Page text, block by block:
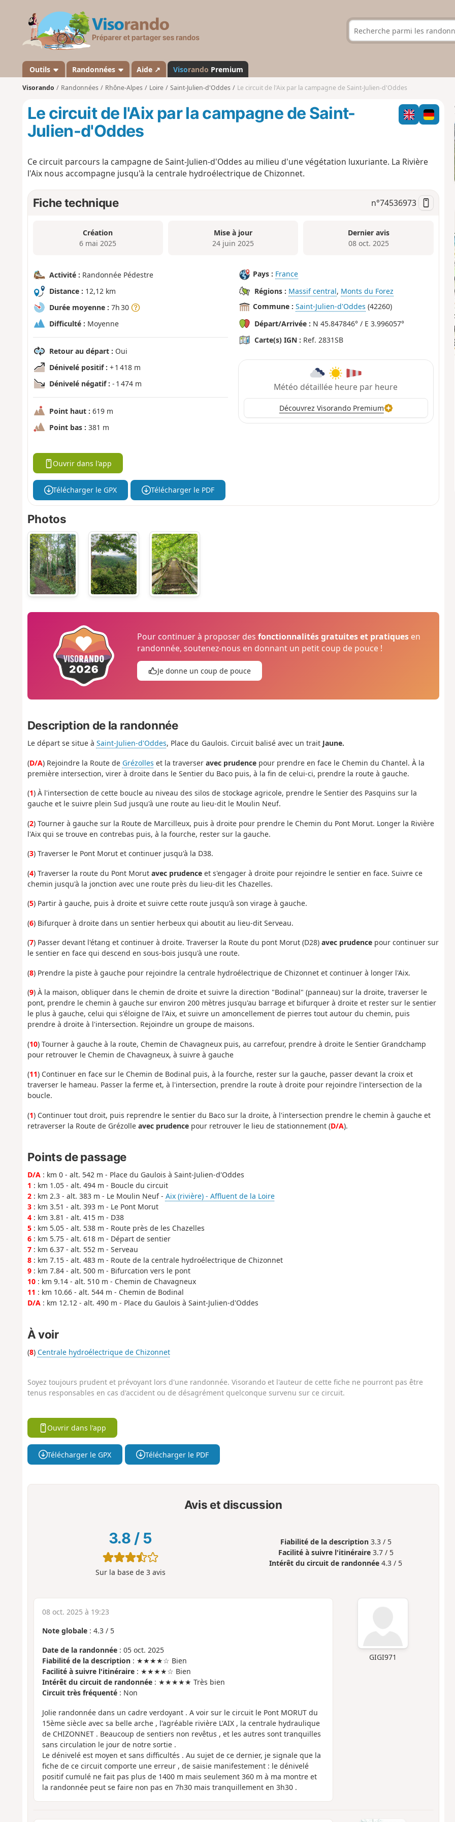
s
a
n
d
Outils Randonnées Aide ↗ Visorando Premium
Visorando Randonnées Rhône-Alpes Loire Saint-Julien-d'Oddes Le circuit de l'Aix par la campagne de Saint-Julien-d'Oddes
Le circuit de l'Aix par la campagne de Saint-
Julien-d'Oddes
Ce circuit parcours la campagne de Saint-Julien-d'Oddes au milieu d'une végétation luxuriante. La Rivière
l'Aix nous accompagne jusqu'à la centrale hydroélectrique de Chizonnet.
Fiche technique n°74536973
Création
6 mai 2025
Mise à jour
24 juin 2025
Dernier avis
08 oct. 2025
Activité : Randonnée Pédestre
Distance : 12,12 km
Durée moyenne : 7h 30
Difficulté : Moyenne
Retour au départ : Oui
Dénivelé positif : + 1 418 m
Dénivelé négatif : - 1 474 m
Point haut : 619 m
Point bas : 381 m
Pays : France
Régions : Massif central, Monts du Forez
Commune : Saint-Julien-d'Oddes (42260)
Départ/Arrivée : N 45.847846° / E 3.996057°
Carte(s) IGN : Ref. 2831SB
Météo détaillée heure par heure
Découvrez Visorando Premium
Ouvrir dans l'app
Télécharger le GPX Télécharger le PDF
Photos
Pour continuer à proposer desfonctionnalités gratuites et pratiques en
randonnée, soutenez-nous en donnant un petit coup de pouce !
Je donne un coup de pouce
Description de la randonnée
Le départ se situe à Saint-Julien-d'Oddes, Place du Gaulois. Circuit balisé avec un trait Jaune.
(D/A) Rejoindre la Route de Grézolles et la traverser avec prudence pour prendre en face le Chemin du Chantel. À la
première intersection, virer à droite dans le Sentier du Baco puis, à la fin de celui-ci, prendre la route à gauche.
(1) À l'intersection de cette boucle au niveau des silos de stockage agricole, prendre le Sentier des Pasquins sur la
gauche et le suivre plein Sud jusqu'à une route au lieu-dit le Moulin Neuf.
(2) Tourner à gauche sur la Route de Marcilleux, puis à droite pour prendre le Chemin du Pont Morut. Longer la Rivière
l'Aix qui se trouve en contrebas puis, à la fourche, rester sur la gauche.
(3) Traverser le Pont Morut et continuer jusqu'à la D38.
(4) Traverser la route du Pont Morut avec prudenceet s'engager à droite pour rejoindre le sentier en face. Suivre ce
chemin jusqu'à la jonction avec une route près du lieu-dit les Chazelles.
(5) Partir à gauche, puis à droite et suivre cette route jusqu'à son virage à gauche.
(6) Bifurquer à droite dans un sentier herbeux qui aboutit au lieu-dit Serveau.
(7) Passer devant l'étang et continuer à droite. Traverser la Route du pont Morut (D28) avec prudencepour continuer sur
le sentier en face qui descend en sous-bois jusqu'à une route.
(8) Prendre la piste à gauche pour rejoindre la centrale hydroélectrique de Chizonnet et continuer à longer l'Aix.
(9) À la maison, obliquer dans le chemin de droite et suivre la direction "Bodinal" (panneau) sur la droite, traverser le
pont, prendre le chemin à gauche sur environ 200 mètres jusqu'au barrage et bifurquer à droite et rester sur le sentier
le plus à gauche, celui qui s'éloigne de l'Aix, et suivre un amoncellement de pierres tout autour du chemin, puis
prendre à droite à l'intersection. Rejoindre un groupe de maisons.
(10) Tourner à gauche à la route, Chemin de Chavagneux puis, au carrefour, prendre à droite le Sentier Grandchamp
pour retrouver le Chemin de Chavagneux, à suivre à gauche
(11) Continuer en face sur le Chemin de Bodinal puis, à la fourche, rester sur la gauche, passer devant la croix et
traverser le hameau. Passer la ferme et, à l'intersection, prendre la route à droite pour rejoindre l'intersection de la
boucle.
(1) Continuer tout droit, puis reprendre le sentier du Baco sur la droite, à l'intersection prendre le chemin à gauche et
retraverser la Route de Grézolleavec prudence pour retrouver le lieu de stationnement (D/A).
Points de passage
D/A: km 0 - alt. 542 m - Place du Gaulois à Saint-Julien-d'Oddes
1 : km 1.05 - alt. 494 m - Boucle du circuit
2: km 2.3 - alt. 383 m - Le Moulin Neuf - Aix (rivière) - Affluent de la Loire
3: km 3.51 - alt. 393 m - Le Pont Morut
4: km 3.81 - alt. 415 m - D38
5: km 5.05 - alt. 538 m - Route près de les Chazelles
6: km 5.75 - alt. 618 m - Départ de sentier
7: km 6.37 - alt. 552 m - Serveau
8: km 7.15 - alt. 483 m - Route de la centrale hydroélectrique de Chizonnet
9: km 7.84 - alt. 500 m - Bifurcation vers le pont
10: km 9.14 - alt. 510 m - Chemin de Chavagneux
11 : km 10.66 - alt. 544 m - Chemin de Bodinal
D/A: km 12.12 - alt. 490 m - Place du Gaulois à Saint-Julien-d'Oddes
À voir
(8) Centrale hydroélectrique de Chizonnet
Soyez toujours prudent et prévoyant lors d'une randonnée. Visorando et l'auteur de cette fiche ne pourront pas être
tenus responsables en cas d'accident ou de désagrément quelconque survenu sur ce circuit.
Ouvrir dans l'app
Télécharger le GPX Télécharger le PDF
Avis et discussion
3.8 / 5
Sur la base de 3avis
Fiabilité de la description 3.3 / 5
Facilité à suivre l'itinéraire 3.7 / 5
Intérêt du circuit de randonnée 4.3 / 5
GIGI971
08 oct. 2025 à 19:23
Note globale: 4.3/ 5
Date de la randonnée: 05 oct. 2025
Fiabilité de la description: ★★★★☆ Bien
Facilité à suivre l'itinéraire: ★★★★☆ Bien
Intérêt du circuit de randonnée: ★★★★★ Très bien
Circuit très fréquenté: Non
Jolie randonnée dans un cadre verdoyant . A voir sur le circuit le Pont MORUT du
15ème siècle avec sa belle arche , l'agréable rivière L'AIX , la centrale hydraulique
de CHIZONNET . Beaucoup de sentiers non revêtus , et les autres sont tranquilles
sans circulation le jour de notre sortie .
Le dénivelé est moyen et sans difficultés . Au sujet de ce dernier, je signale que la
fiche de ce circuit comporte une erreur , de saisie manifestement : le dénivelé
positif cumulé ne fait pas plus de 1400 m mais seulement 360 m à ma montre et
la randonnée peut se faire non pas en 7h30 mais tranquillement en 3h30 .